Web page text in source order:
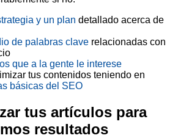
y un plan detallado acerca de
de palabras clave relacionadas con
que a la gente le interese
tus contenidos teniendo en
básicas del SEO
tus artículos para
resultados